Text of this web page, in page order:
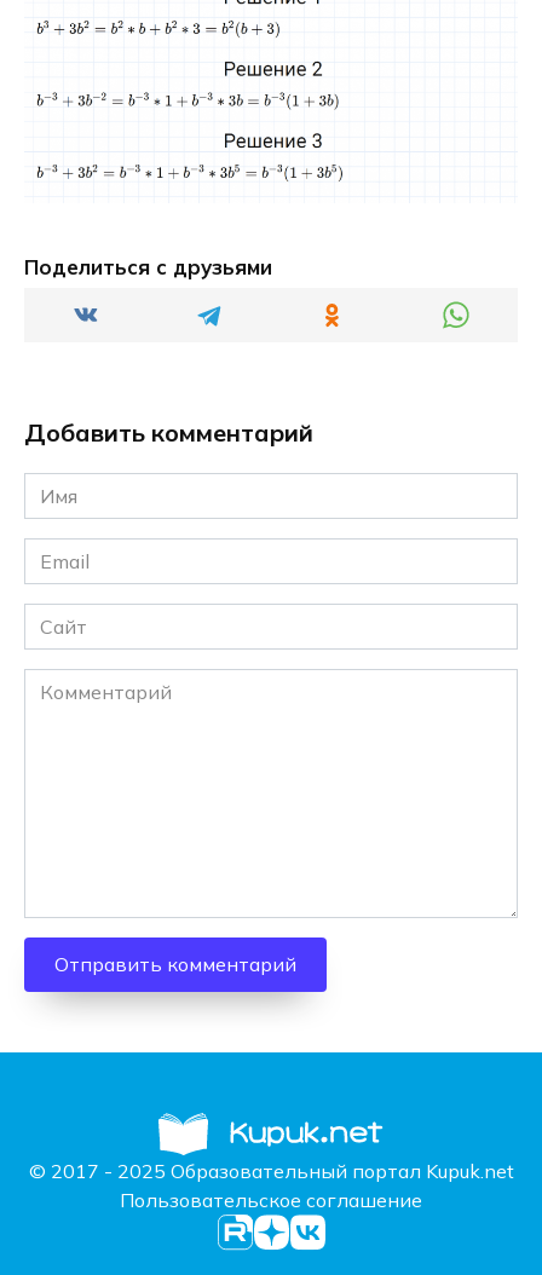
Поделиться с друзьями
Добавить комментарий
Имя
*
Email
*
Сайт
Комментарий
© 2017 - 2025 Образовательный портал Kupuk.net
Пользовательское соглашение